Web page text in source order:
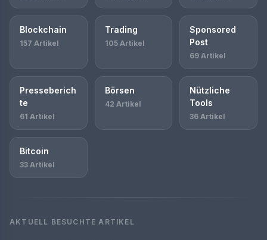
Blockchain
157 Artikel
Trading
105 Artikel
Sponsored
Post
69 Artikel
Presseberich
te
61 Artikel
Börsen
42 Artikel
Nützliche
Tools
36 Artikel
Bitcoin
33 Artikel
AKTUELL BESUCHTE ARTIKEL